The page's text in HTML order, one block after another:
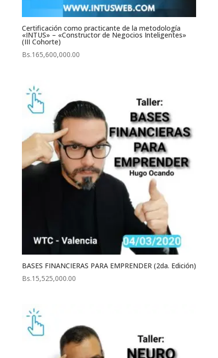
Certificación como practicante de la metodología
«INTUS» – «Constructor de Negocios Inteligentes»
(III Cohorte)
Bs.165,600,000.00
BASES FINANCIERAS PARA EMPRENDER (2da. Edición)
Bs.15,525,000.00